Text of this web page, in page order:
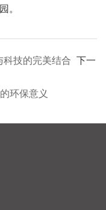
。
技的完美结合 下一
环保意义